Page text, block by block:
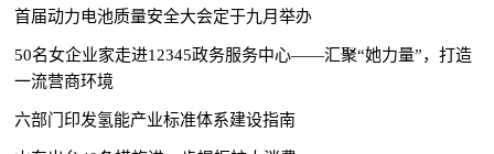
首届动力电池质量安全大会定于九月举办
50名女企业家走进12345政务服务中心——汇聚“她力量”，打造
一流营商环境
六部门印发氢能产业标准体系建设指南